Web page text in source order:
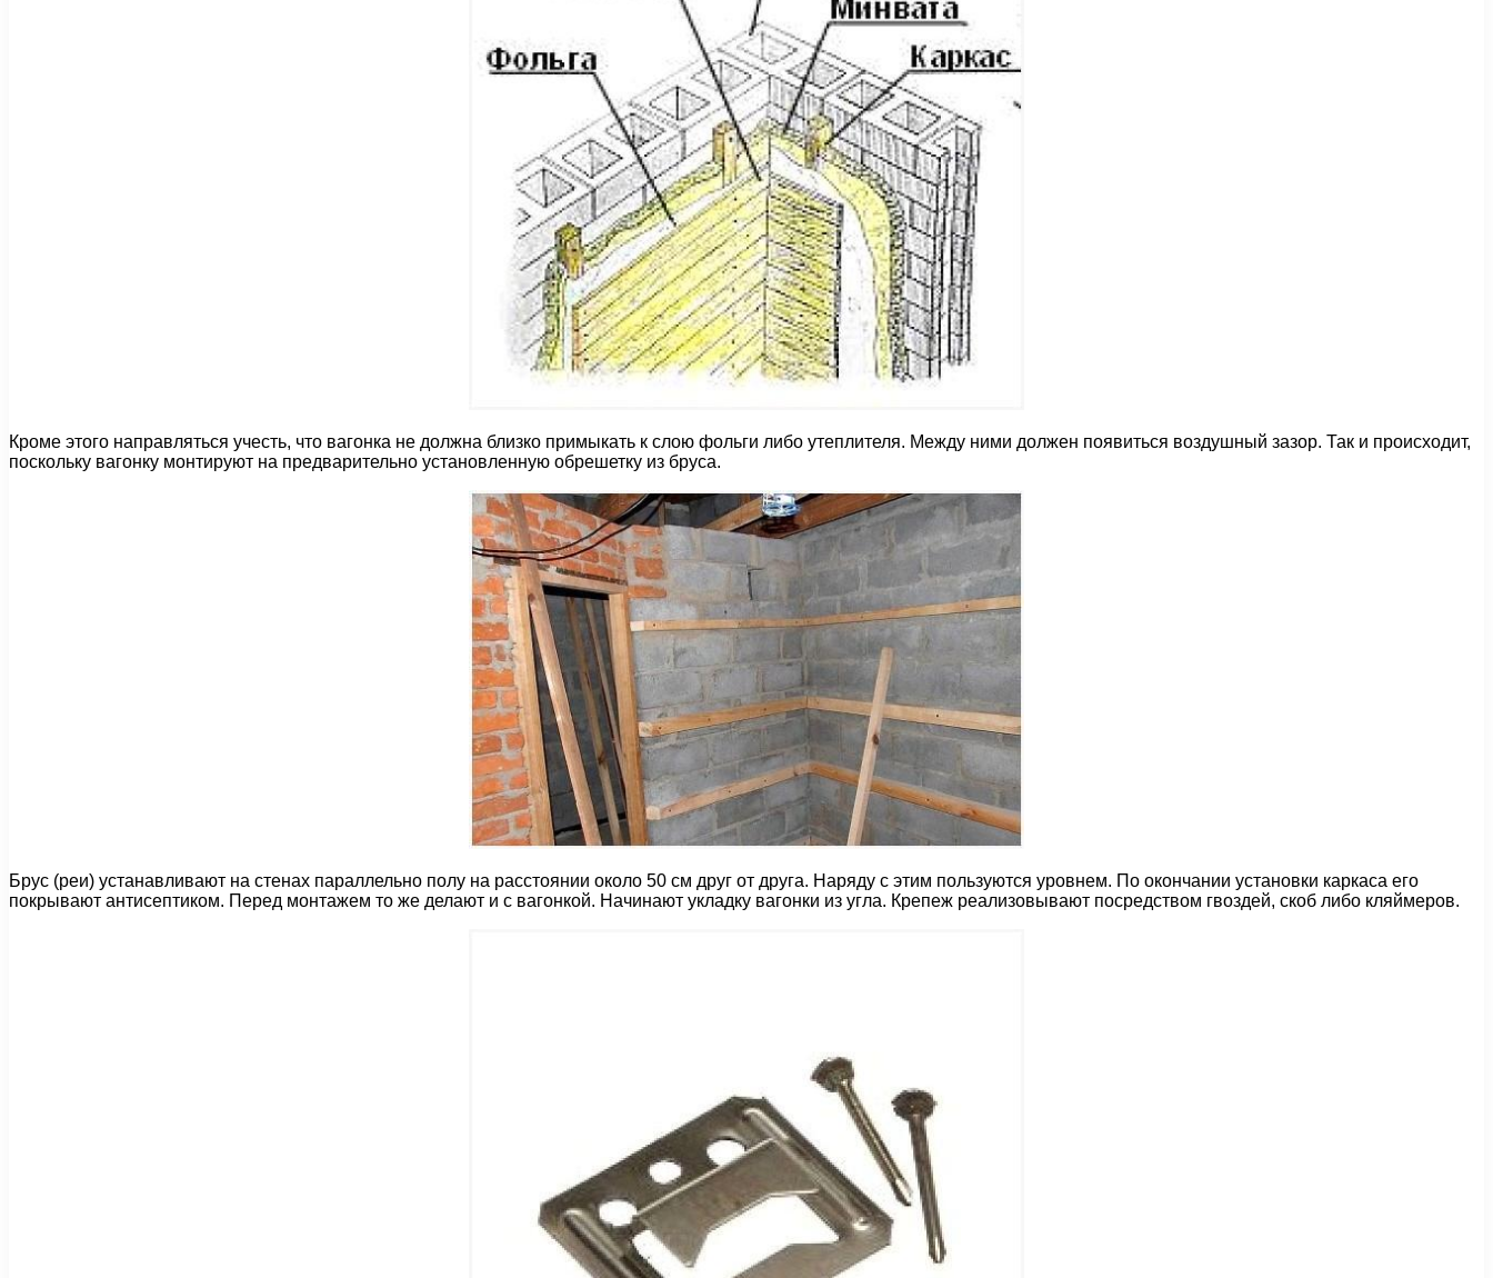
Кроме этого направляться учесть, что вагонка не должна близко примыкать к слою фольги либо утеплителя. Между ними должен появиться воздушный зазор. Так и происходит,
поскольку вагонку монтируют на предварительно установленную обрешетку из бруса.
Брус (реи) устанавливают на стенах параллельно полу на расстоянии около 50 см друг от друга. Наряду с этим пользуются уровнем. По окончании установки каркаса его
покрывают антисептиком. Перед монтажем то же делают и с вагонкой. Начинают укладку вагонки из угла. Крепеж реализовывают посредством гвоздей, скоб либо кляймеров.